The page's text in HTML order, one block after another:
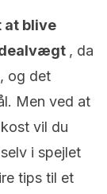
at blive
, da
og det
Men ved at
vil du
i spejlet
tips til et